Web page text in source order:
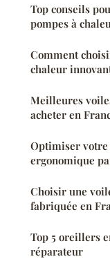
Top conseils
pompes à
Comment
chaleur
Meilleures
acheter en
Optimiser
ergonomique
Choisir une
fabriquée en
Top 5 oreillers
réparateur